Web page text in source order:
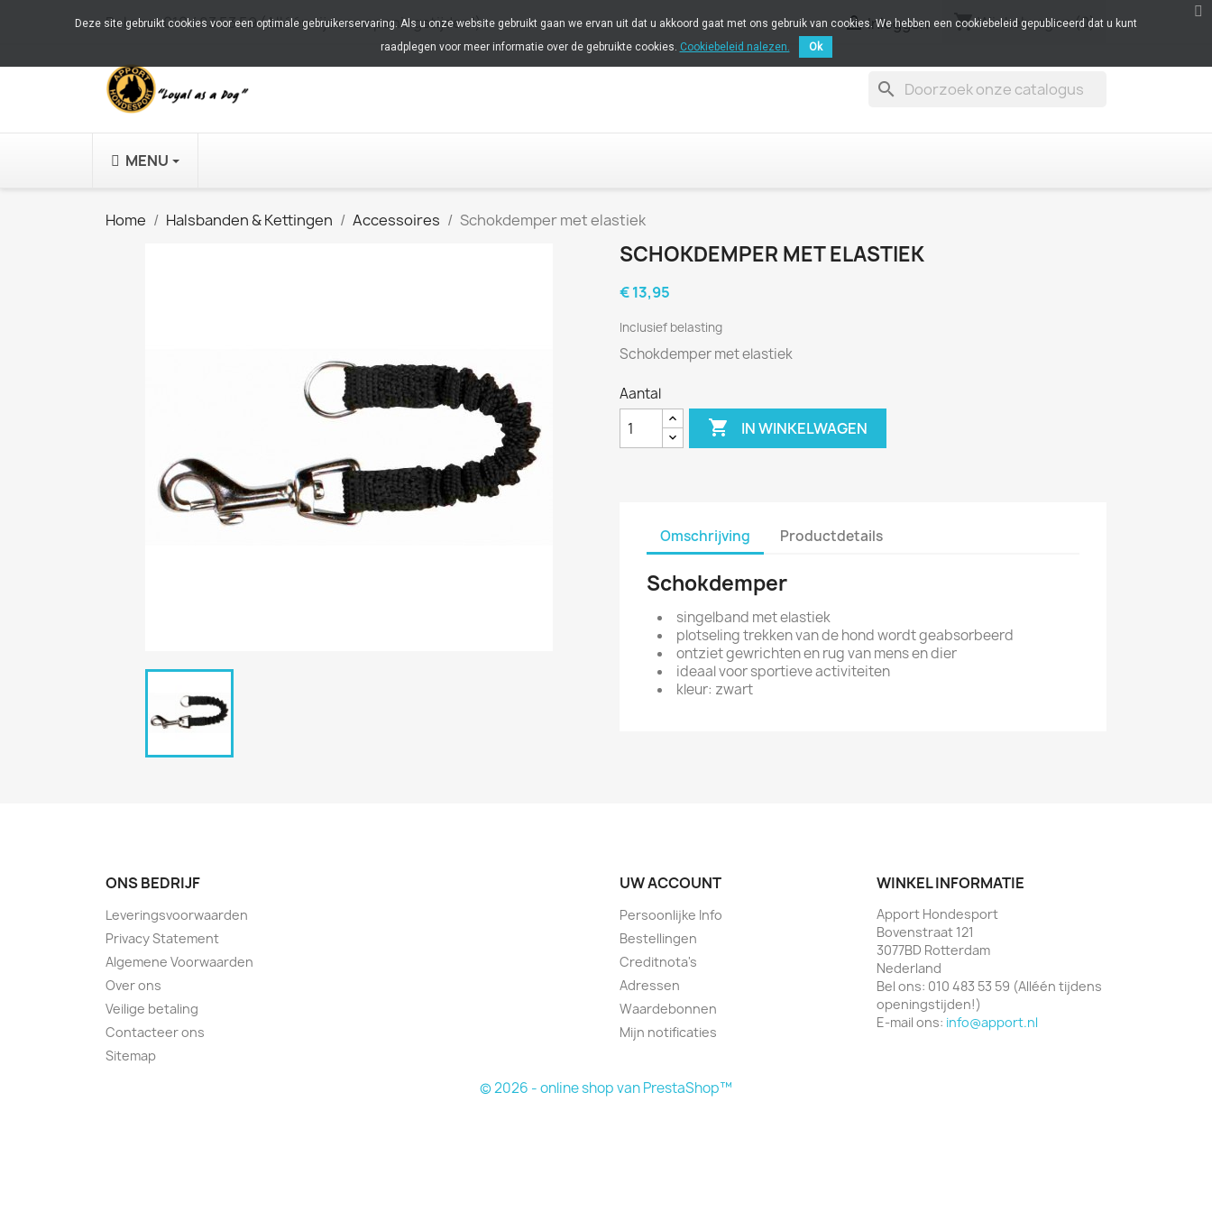
Bel ons:010 483 53 59 (Alléén tijdens openingstijden!) Inloggen shopping_cartWinkelwagen(0)
search
MENU
Home Halsbanden & Kettingen Accessoires Schokdemper met elastiek
SCHOKDEMPER MET ELASTIEK
€ 13,95
Inclusief belasting
Schokdemper met elastiek
Aantal
 IN WINKELWAGEN
Omschrijving Productdetails
Schokdemper
singelband met elastiek
plotseling trekken van de hond wordt geabsorbeerd
ontziet gewrichten en rug van mens en dier
ideaal voor sportieve activiteiten
kleur: zwart
ONS BEDRIJF
Leveringsvoorwaarden
Privacy Statement
Algemene Voorwaarden
Over ons
Veilige betaling
Contacteer ons
Sitemap
UW ACCOUNT
Persoonlijke Info
Bestellingen
Creditnota's
Adressen
Waardebonnen
Mijn notificaties
WINKEL INFORMATIE
Apport Hondesport
Bovenstraat 121
3077BD Rotterdam
Nederland
Bel ons: 010 483 53 59 (Alléén tijdens
openingstijden!)
E-mail ons: info@apport.nl
© 2026 - online shop van PrestaShop™
Deze site gebruikt cookies voor een optimale gebruikerservaring. Als u onze website gebruikt gaan we ervan uit dat u akkoord gaat met ons gebruik van cookies. We hebben een cookiebeleid gepubliceerd dat u kunt
raadplegen voor meer informatie over de gebruikte cookies. Cookiebeleid nalezen. Ok